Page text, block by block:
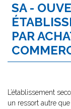
SA -
PAR
L’établissement
un ressort autre